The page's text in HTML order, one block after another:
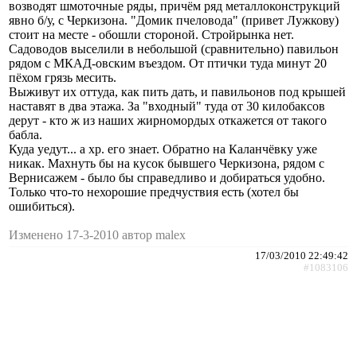
возводят шмоточные ряды, причём ряд металлоконструкций
явно б/у, с Черкизона. "Домик пчеловода" (привет Лужкову)
стоит на месте - обошли стороной. Стройрынка нет.
Садоводов выселили в небольшой (сравнительно) павильон
рядом с МКАД-овским въездом. От птички туда минут 20
пёхом грязь месить.
Выживут их оттуда, как пить дать, и павильонов под крышей
наставят в два этажа. За "входный" туда от 30 килобаксов
дерут - кто ж из наших жирномордых откажется от такого
бабла.
Куда уедут... а хр. его знает. Обратно на Каланчёвку уже
никак. Махнуть бы на кусок бывшего Черкизона, рядом с
Вернисажем - было бы справедливо и добираться удобно.
Только что-то нехорошие предчуствия есть (хотел бы
ошибиться).
Изменено 17-3-2010 автор malex
17/03/2010 22:49:42
#1083106